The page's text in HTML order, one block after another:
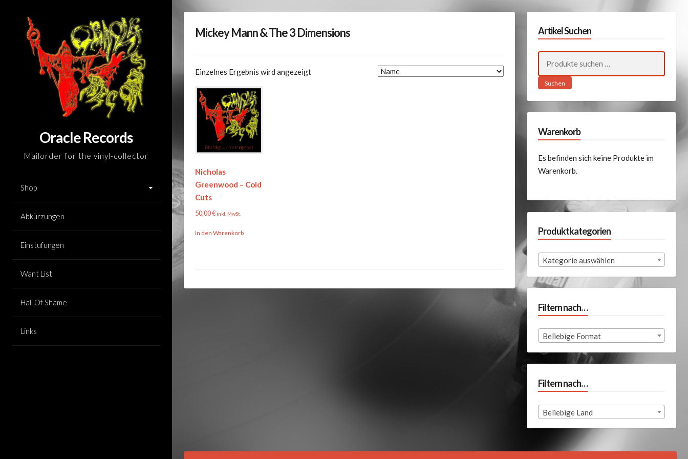
content
Oracle Records
Mailorder for the vinyl-collector
Shop
Abkürzungen
Einstufungen
Want List
Hall Of Shame
Links
Mickey Mann & The 3 Dimensions
Einzelnes Ergebnis wird angezeigt
Nicholas
Greenwood – Cold
Cuts
50,00€inkl. MwSt.
In den Warenkorb
Artikel Suchen
nach:
Suchen
Warenkorb
Es befinden sich keine Produkte im
Warenkorb.
Produktkategorien
Kategorie auswählen
Filtern nach…
Beliebige Format
Filtern nach…
Beliebige Land